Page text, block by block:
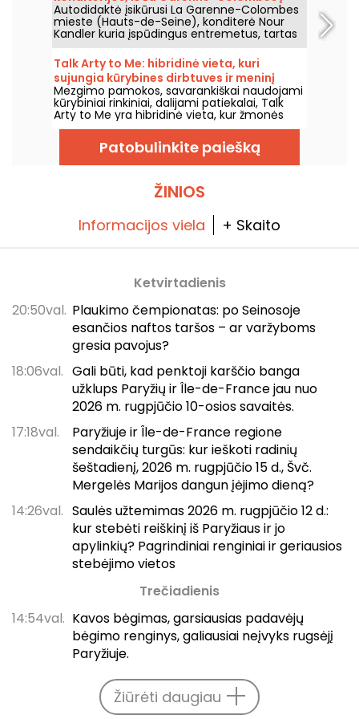
Paryžių, ir jos dirbtuvės
Autodidaktė įsikūrusi La Garenne-Colombes
mieste (Hauts-de-Seine), konditerė Nour
Kandler kuria įspūdingus entremetus, tartas
ir flanėlius – viską visiškai namų gamybos,
užsakyti pagal poreikius. Išbandėme jos
naują vaisinę vasaros kolekciją 2026 metų
vasarai ir kviečiame jus ją pažinti.
Talk Arty to Me: hibridinė vieta, kuri
sujungia kūrybines dirbtuves ir meninį
restoraną Marė.
Mezgimo pamokos, savarankiškai naudojami
kūrybiniai rinkiniai, dalijami patiekalai, Talk
Arty to Me yra hibridinė vieta, kur žmonės
ateina tiek kurti, tiek mėgautis skanėstais,
tarp dailės dirbtuvių ir atsipalaidavusio
sezoniško restorano.
Patobulinkite paiešką
ŽINIOS
Informacijos viela + Skaito
Ketvirtadienis
20:50val. Plaukimo čempionatas: po Seinosoje
esančios naftos taršos – ar varžyboms
gresia pavojus?
18:06val. Gali būti, kad penktoji karščio banga
užklups Paryžių ir Île-de-France jau nuo
2026 m. rugpjūčio 10-osios savaitės.
17:18val.
Paryžiuje ir Île-de-France regione
sendaikčių turgūs: kur ieškoti radinių
šeštadienį, 2026 m. rugpjūčio 15 d., Švč.
Mergelės Marijos dangun įėjimo dieną?
14:26val. Saulės užtemimas 2026 m. rugpjūčio 12 d.:
kur stebėti reiškinį iš Paryžiaus ir jo
apylinkių? Pagrindiniai renginiai ir geriausios
stebėjimo vietos
Trečiadienis
14:54val. Kavos bėgimas, garsiausias padavėjų
bėgimo renginys, galiausiai neįvyks rugsėjį
Paryžiuje.
Žiūrėti daugiau